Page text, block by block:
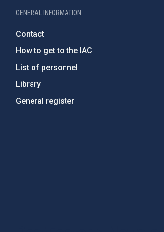
GENERAL INFORMATION
Contact
How to get to the IAC
List of personnel
Library
General register